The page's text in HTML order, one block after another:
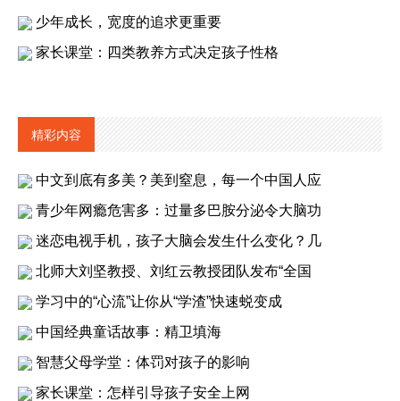
少年成长，宽度的追求更重要
家长课堂：四类教养方式决定孩子性格
精彩内容
中文到底有多美？美到窒息，每一个中国人应
青少年网瘾危害多：过量多巴胺分泌令大脑功
迷恋电视手机，孩子大脑会发生什么变化？几
北师大刘坚教授、刘红云教授团队发布“全国
学习中的“心流”让你从“学渣”快速蜕变成
中国经典童话故事：精卫填海
智慧父母学堂：体罚对孩子的影响
家长课堂：怎样引导孩子安全上网